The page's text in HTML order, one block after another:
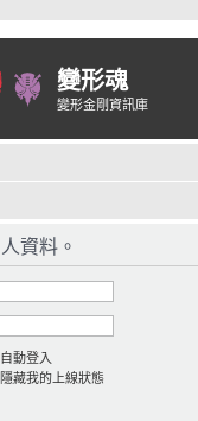
變形魂
變形金剛資訊庫
資料。
動登入
藏我的上線狀態